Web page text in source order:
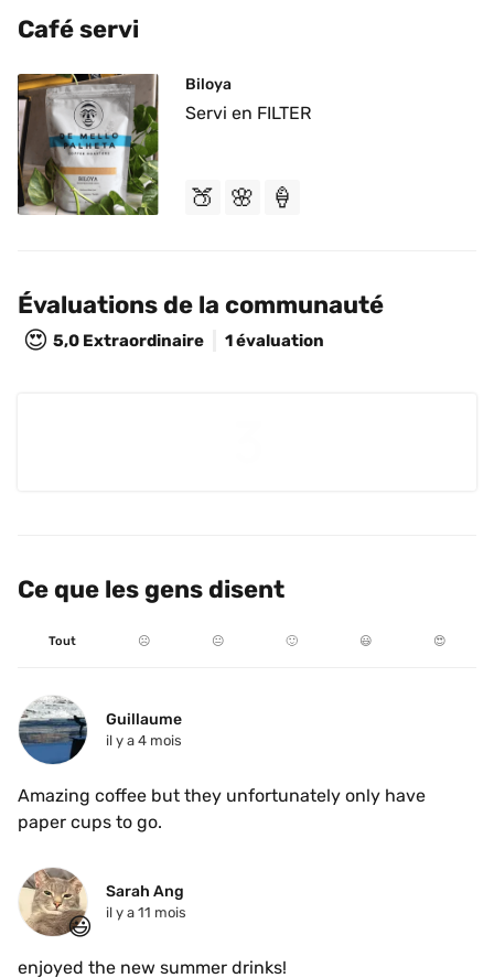
Café servi
Biloya
Servi en FILTER
🍑 🌸 🍦
Évaluations de la communauté
😍 5,0 Extraordinaire 1 évaluation
Ce que les gens disent
Tout ☹️ 😐 🙂 😃 😍
Guillaume
il y a 4 mois
Amazing coffee but they unfortunately only have
paper cups to go.
😃
Sarah Ang
il y a 11 mois